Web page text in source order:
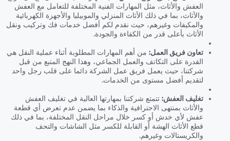
العفش والأثاث، مثل المهارات الفنية المختلفة للتعامل مع العفش
والأثاث، بما في ذلك الأثاث المنزلي والموبيليا والأجهزة الكهربائية
والمكيفات وغيرهم، حيث نقدم لكم أفضل خدمات فك وتركيب ونقل
الأثاث بأعلى قدر من الكفاءة والجودة.
تعاون فريق العمل: من أهم المهارات المطلوبة أثناء عملية النقل هي
القدرة على التكاتف والعمل الجماعي، وهذا النهج المتبع من قبل
شركتنا، حيث يعمل فريق عمل الشركة دائما على قلب رجل واحد
لتقديم أفضل مستوى من الخدمات.
تغليف العفش: تتمتع شركتنا بمهارتها العالية في تغليف العفش
والأثاث بمنتهى الاحترافية والذكاء بما يضمن عدم تعرض أي قطعة
عفش لأي خدش أو كسر خلال مراحل النقل المختلفة، بما في ذلك
قطع الأثاث الهشة أو القابلة للكسر مثل الشاشات والتحف
والكريستالات وغيرهم.